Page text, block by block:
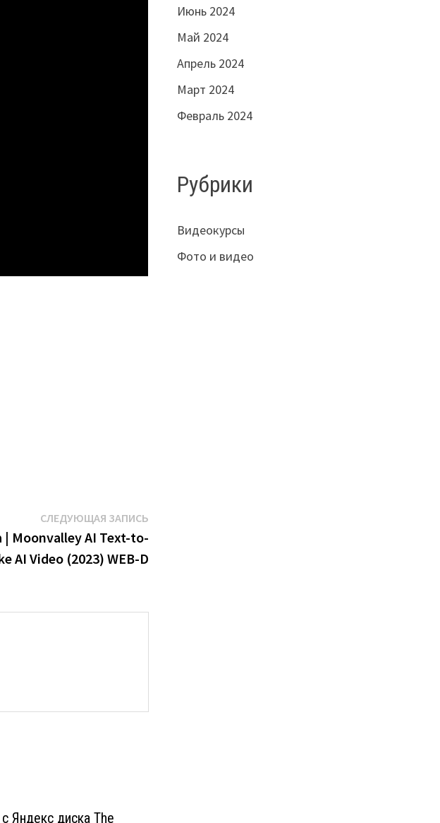
СЛЕДУЮЩАЯ ЗАПИСЬСледующая
запись:
Moonvalley AI Text-to-
AI Video (2023) WEB-D
Яндекс диска The
Июнь 2024
Май 2024
Апрель 2024
Март 2024
Февраль 2024
Рубрики
Видеокурсы
Фото и видео